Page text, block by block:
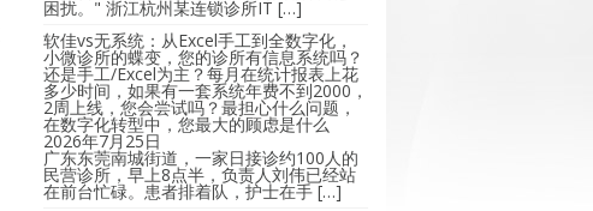
困扰。" 浙江杭州某连锁诊所IT […]
软佳vs无系统：从Excel手工到全数字化，
小微诊所的蝶变，您的诊所有信息系统吗？
还是手工/Excel为主？每月在统计报表上花
多少时间，如果有一套系统年费不到2000，
2周上线，您会尝试吗？最担心什么问题，
在数字化转型中，您最大的顾虑是什么
2026年7月25日
广东东莞南城街道，一家日接诊约100人的
民营诊所，早上8点半，负责人刘伟已经站
在前台忙碌。患者排着队，护士在手 […]